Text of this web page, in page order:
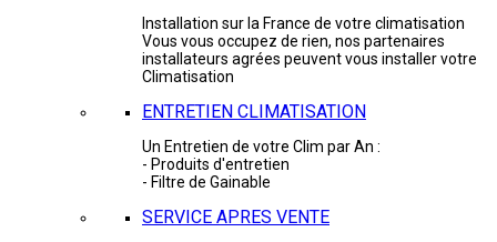
Installation sur la France de votre climatisation
Vous vous occupez de rien, nos partenaires
installateurs agrées peuvent vous installer votre
Climatisation
ENTRETIEN CLIMATISATION
Un Entretien de votre Clim par An :
- Produits d'entretien
- Filtre de Gainable
SERVICE APRES VENTE